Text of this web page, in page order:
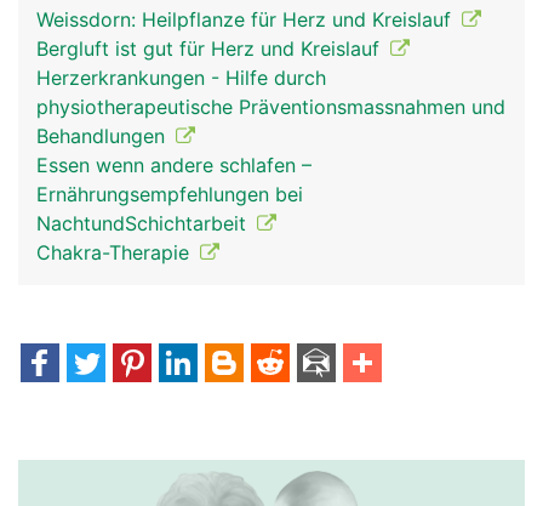
Weissdorn: Heilpflanze für Herz und Kreislauf
Bergluft ist gut für Herz und Kreislauf
Herzerkrankungen - Hilfe durch
physiotherapeutische Präventionsmassnahmen und
Behandlungen
Essen wenn andere schlafen –
Ernährungsempfehlungen bei
NachtundSchichtarbeit
Chakra-Therapie